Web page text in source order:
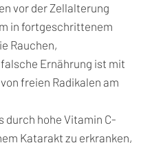
vor der Zellalterung
in fortgeschrittenem
Rauchen,
Ernährung ist mit
freien Radikalen am
durch hohe Vitamin C-
Katarakt zu erkranken,